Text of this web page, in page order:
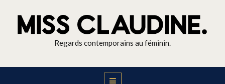
Regards contemporains au féminin.